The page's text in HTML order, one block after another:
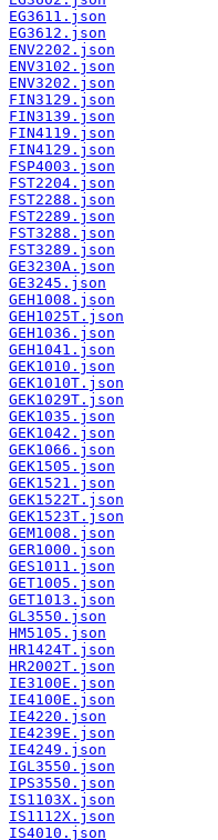
EG3611.json
EG3612.json
ENV2202.json
ENV3102.json
ENV3202.json
FIN3129.json
FIN3139.json
FIN4119.json
FIN4129.json
FSP4003.json
FST2204.json
FST2288.json
FST2289.json
FST3288.json
FST3289.json
GE3230A.json
GE3245.json
GEH1008.json
GEH1025T.json
GEH1036.json
GEH1041.json
GEK1010.json
GEK1010T.json
GEK1029T.json
GEK1035.json
GEK1042.json
GEK1066.json
GEK1505.json
GEK1521.json
GEK1522T.json
GEK1523T.json
GEM1008.json
GER1000.json
GES1011.json
GET1005.json
GET1013.json
GL3550.json
HM5105.json
HR1424T.json
HR2002T.json
IE3100E.json
IE4100E.json
IE4220.json
IE4239E.json
IE4249.json
IGL3550.json
IPS3550.json
IS1103X.json
IS1112X.json
IS4010.json